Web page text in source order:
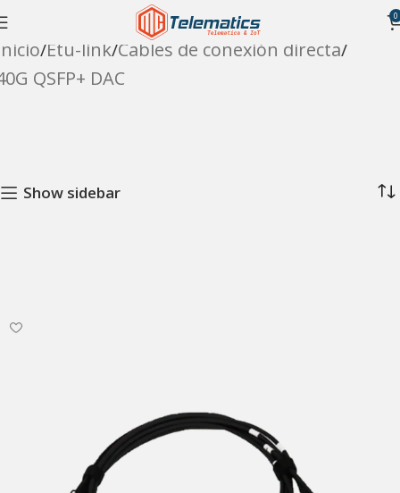
0
Etu-link Cables de conexión directa
QSFP+ DAC
Show sidebar